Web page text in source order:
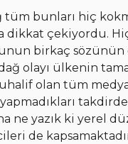
tüm bunları hiç
dikkat çekiyordu.
birkaç sözünün
olayı ülkenin
olan tüm
takdirde
ne yazık ki yerel
de